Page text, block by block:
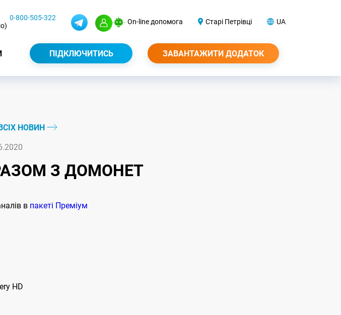
0-800-505-322 On-line допомога Старі Петрівці UA
ПІДКЛЮЧИТИСЬ ЗАВАНТАЖИТИ ДОДАТОК
НОВИН
РАЗОМ З ДОМОНЕТ
в пакеті Преміум
HD